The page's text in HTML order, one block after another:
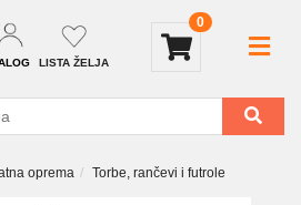
LISTA ŽELJA
0
oprema Torbe, rančevi i futrole